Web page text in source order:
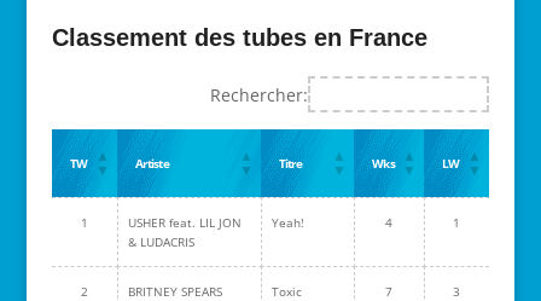
Classement des tubes en France
Rechercher:
TW Artiste Titre Wks LW
1
USHER feat. LIL JON
& LUDACRIS
Yeah! 4 1
2 BRITNEY SPEARS Toxic 7 3